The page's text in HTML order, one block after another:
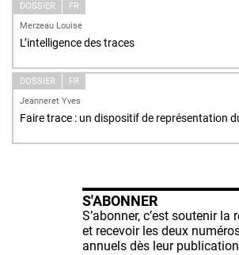
DOSSIER
FR
Merzeau Louise
L’intelligence des traces
DOSSIER
FR
Jeanneret Yves
Faire trace : un dispositif de représentation
S'ABONNER
S’abonner, c’est soutenir la
et recevoir les deux
annuels dès leur